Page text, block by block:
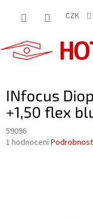
CZK
INfocus
+1,50 flex
59096
Průměrné
1 hodnocení